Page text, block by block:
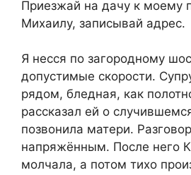
Приезжай на дачу к моему
Михаилу, записывай адрес.
Я несся по загородному
допустимые скорости.
рядом, бледная, как
рассказал ей о
позвонила матери.
напряжённым. После него
молчала, а потом тихо